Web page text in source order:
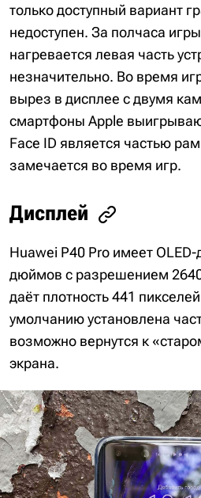
только доступный вариант
недоступен. За полчаса
нагревается левая часть
незначительно. Во время
вырез в дисплее с двумя
смартфоны Apple
Face ID является частью
замечается во время игр.
Дисплей
Huawei P40 Pro имеет
дюймов с разрешением
даёт плотность 441
умолчанию установлена
возможно вернутся к
экрана.